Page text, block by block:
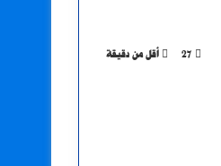
27 أقل من دقيقة